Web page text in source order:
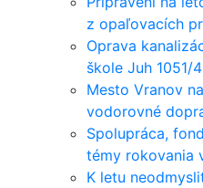
z opaľovacích
Oprava
škole Juh 1051/
Mesto Vranov
vodorovné
Spolupráca,
témy rokovania
K letu